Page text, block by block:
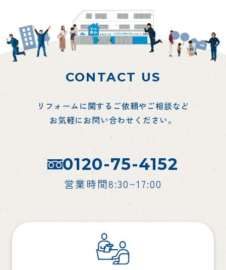
CONTACT US
リフォームに関するご依頼やご相談など
お気軽にお問い合わせください。
0120-75-4152
営業時間8:30~17:00